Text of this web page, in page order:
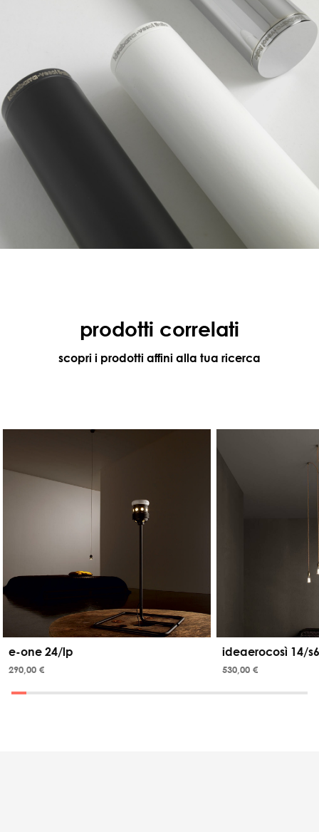
prodotti correlati
scopri i prodotti affini alla tua ricerca
e-one 24/lp
290,00 €
ideaerocosì 14/
530,00 €